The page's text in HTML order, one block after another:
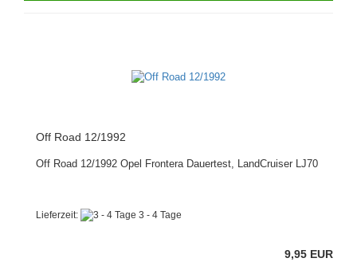
Off Road 12/1992
Off Road 12/1992 Opel Frontera Dauertest, LandCruiser LJ70
Lieferzeit: 3 - 4 Tage
9,95 EUR